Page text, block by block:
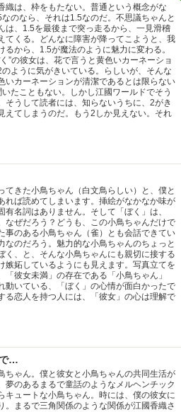
織は、枠をもたない。普通という概念がな
のなら、それは1.5なのだ。不思議ちゃんと
は、1.5を最後まで突っ走るから、一見滑稽
てくる。どんなに障害が降ってこようと、我
から、1.5が魔法のように魅力に変わる。
”の彼女は、花で言うと黄色いカーネーショ
ように気がきいている。らしいが、そんな
いカーネーションが清潔であるとは限らない
たこともない。しかし江國ワールドでそう
そうして読者には、知らないうちに、2がき
えてしまうのだ。もう2しか見えない。それ
てきた小鳥ちゃん（白文鳥らしい）と、僕と
れば読めてしまいます。挿絵がなかなか味が
名詞はありません。そして「ぼく」は、
なぜだろう？どうも、この小鳥ちゃんだけで
事のある小鳥ちゃん（雀）とも会話できてい
なのだろう。魅力的な小鳥ちゃんのちょっと
く、と、そんな小鳥ちゃんにも親切に接する
嫉妬しているようにも見えます。写真立てを
彼女未満」の存在である「小鳥ちゃん」
動いている、「ぼく」の心情が面白かったで
る恋人を持つ人には、「彼女」の心は理解で
…
ちゃん。僕と彼女と小鳥ちゃんの共同生活が
夢のあるまるで童話のようなメルヘンチック
キュートな小鳥ちゃん。時には、僕の彼女に
。まるで三角関係のような関係が江國香織さ